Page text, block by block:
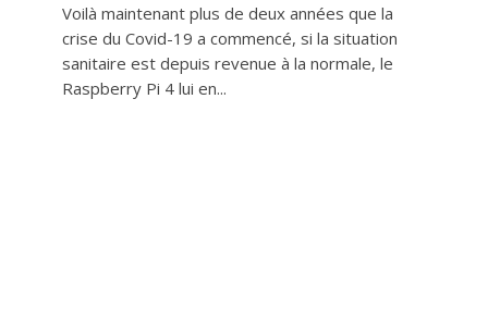
Voilà maintenant plus de deux années que la
crise du Covid-19 a commencé, si la situation
sanitaire est depuis revenue à la normale, le
Raspberry Pi 4 lui en...